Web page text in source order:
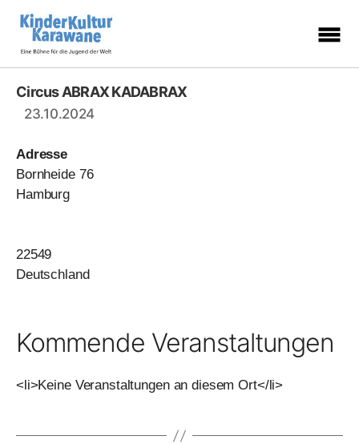
-
Bühne
die
Circus ABRAX KADABRAX
23.10.2024
Adresse
Bornheide 76
Hamburg
22549
Deutschland
Kommende Veranstaltungen
<li>Keine Veranstaltungen an diesem Ort</li>